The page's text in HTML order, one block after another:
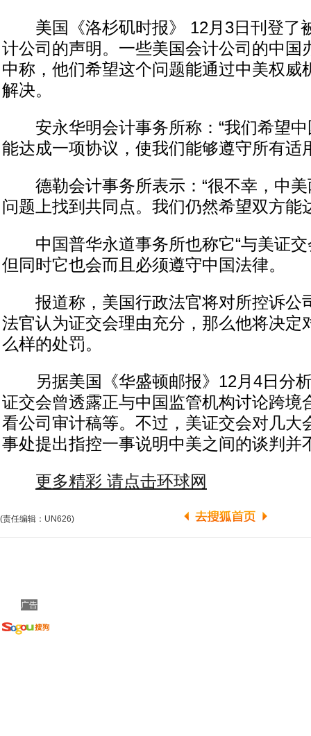
美国《洛杉矶时报》 12月3日刊登了
计公司的声明。一些美国会计公司的中国
中称，他们希望这个问题能通过中美权威
解决。
安永华明会计事务所称：“我们希望中
能达成一项协议，使我们能够遵守所有适
德勒会计事务所表示：“很不幸，中美
问题上找到共同点。我们仍然希望双方能
中国普华永道事务所也称它“与美证交
但同时它也会而且必须遵守中国法律。
报道称，美国行政法官将对所控诉公
法官认为证交会理由充分，那么他将决定
么样的处罚。
另据美国《华盛顿邮报》12月4日分
证交会曾透露正与中国监管机构讨论跨境
看公司审计稿等。不过，美证交会对几大
事处提出指控一事说明中美之间的谈判并
更多精彩 请点击环球网
(责任编辑：UN626)
广告